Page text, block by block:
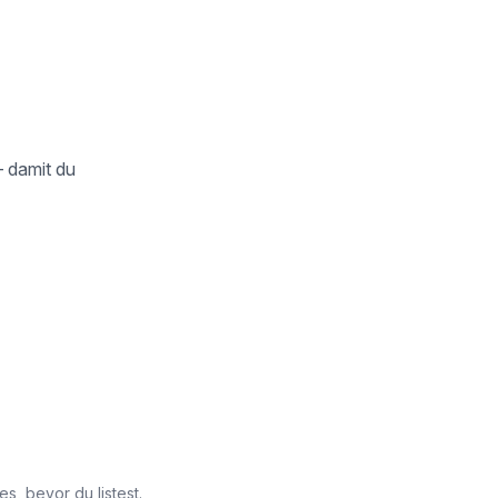
damit du
bevor du listest.